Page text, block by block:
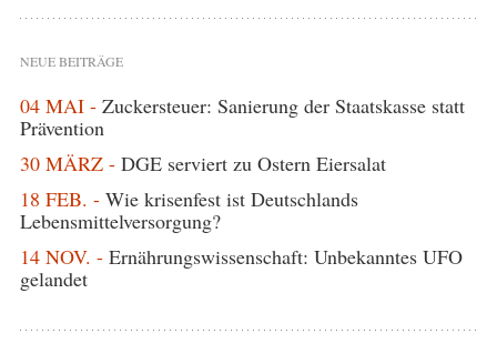
NEUE BEITRÄGE
04 MAI - Zuckersteuer: Sanierung der Staatskasse statt
Prävention
30 MÄRZ - DGE serviert zu Ostern Eiersalat
18 FEB. - Wie krisenfest ist Deutschlands
Lebensmittelversorgung?
14 NOV. - Ernährungswissenschaft: Unbekanntes UFO
gelandet